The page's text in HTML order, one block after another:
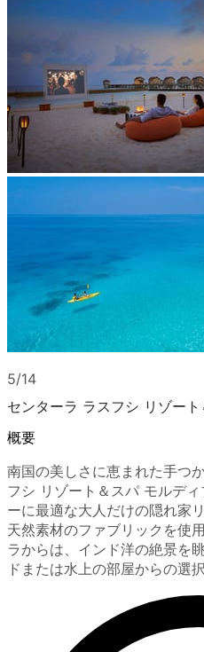
5/14
センターラ ラスフシ リゾー
概要
南国の美しさに恵まれた手つ
フシ リゾート＆スパ モルデ
ーに最適な大人だけの隠れ家
天然素材のファブリックを使
ラからは、インド洋の絶景を
ドまたは水上の部屋からの選